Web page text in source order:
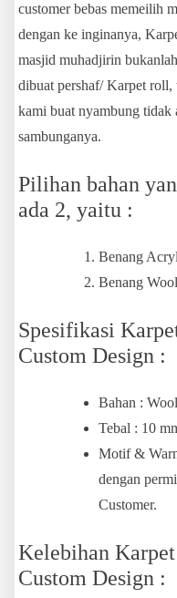
customer bebas memeilih
dengan ke inginanya,
masjid muhadjirin
dibuat pershaf/ Karpet roll,
kami buat nyambung tidak
sambunganya.
Pilihan bahan
ada 2, yaitu :
Benang
Benang
Spesifikasi
Custom Design :
Bahan :
Tebal : 10
Motif &
dengan
Customer.
Kelebihan
Custom Design :